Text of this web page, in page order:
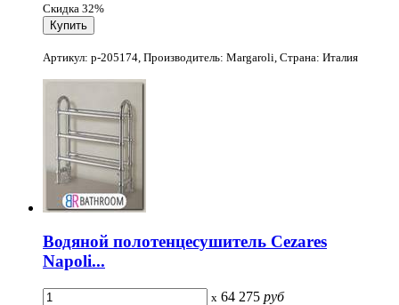
Скидка 32%
Артикул: p-205174, Производитель: Margaroli, Страна: Италия
Водяной полотенцесушитель Cezares
Napoli...
x 64 275 руб